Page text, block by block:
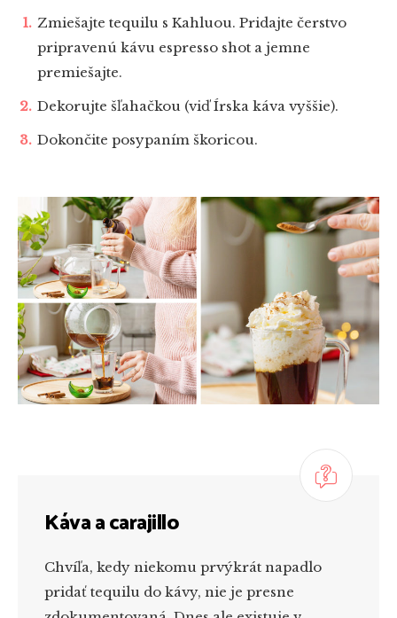
Zmiešajte tequilu s Kahluou. Pridajte čerstvo
pripravenú kávu espresso shot a jemne
premiešajte.
Dekorujte šľahačkou (viď Írska káva vyššie).
Dokončite posypaním škoricou.
Káva a carajillo
Chvíľa, kedy niekomu prvýkrát napadlo
pridať tequilu do kávy, nie je presne